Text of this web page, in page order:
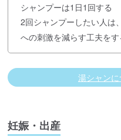
シャンプーは1日1回する
2回シャンプーしたい人は
への刺激を減らす工夫をす
湯シャン
妊娠・出産